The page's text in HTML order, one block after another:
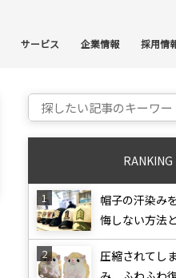
サービス 企業情報 採用情
Search for:
RANKING
帽子の汗染み
悔しない方法
圧縮されてし